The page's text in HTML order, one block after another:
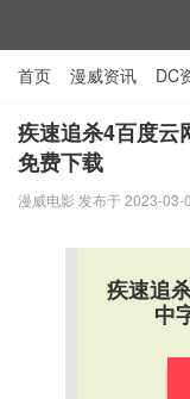
首页 漫威资讯 DC
电视剧资源 漫威图片
疾速追杀4百度云
免费下载
漫威电影 发布于 2023-03-
疾速追
中